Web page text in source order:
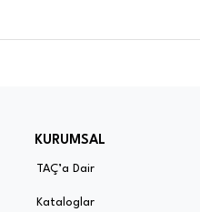
KURUMSAL
TAÇ’a Dair
Kataloglar